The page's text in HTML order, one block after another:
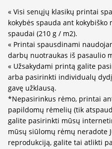
« Visi senųjų klasikų printai
kokybės spauda ant
spaudai (210 g / m2).
« Printai spausdinami
darbų nuotraukas iš pasaulio
« Užsakydami printą galite
arba pasirinkti individualų
gavę užklausą.
*Nepasirinkus rėmo, printai
papildomų rėmelių (tik
galite pasirinkti mūsų
mūsų siūlomų rėmų neradote
reprodukciją, galite tai atlikti